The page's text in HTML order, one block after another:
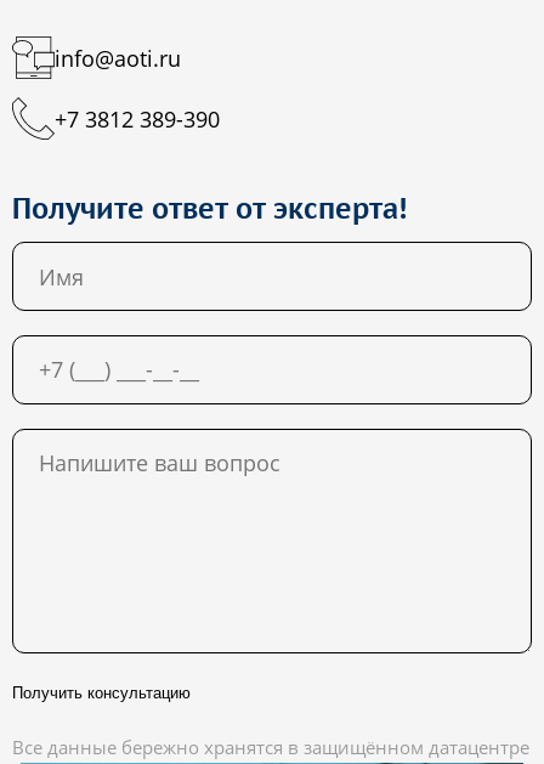
info@aoti.ru
+7 3812 389-390
Получите ответ от эксперта!
Получить консультацию
Все данные бережно хранятся в защищённом датацентре